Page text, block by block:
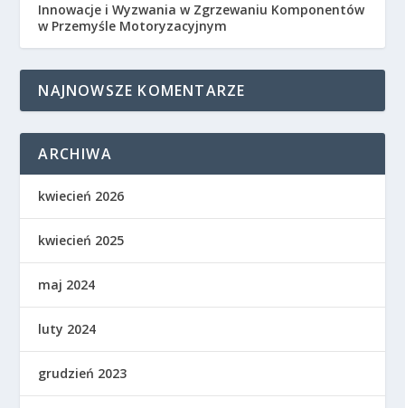
Innowacje i Wyzwania w Zgrzewaniu Komponentów
w Przemyśle Motoryzacyjnym
NAJNOWSZE KOMENTARZE
ARCHIWA
kwiecień 2026
kwiecień 2025
maj 2024
luty 2024
grudzień 2023